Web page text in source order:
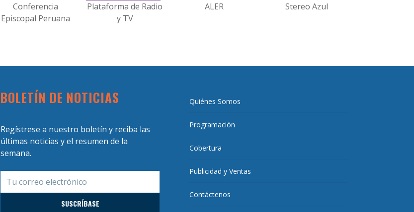
Conferencia
Episcopal Peruana
Plataforma de Radio
y TV
ALER Stereo Azul
BOLETÍN DE NOTICIAS
Regístrese a nuestro boletín y reciba las
últimas noticias y el resumen de la
semana.
Quiénes Somos
Programación
Cobertura
Publicidad y Ventas
Contáctenos